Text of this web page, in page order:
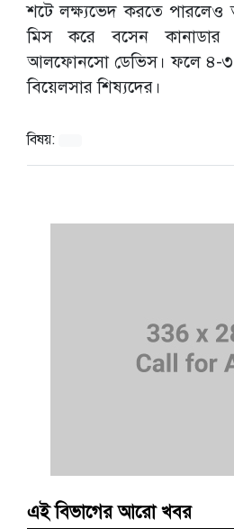
শটে লক্ষ্যভেদ করতে
মিস করে বসেন
আলফোনসো ডেভিস। ফলে ৪-৩
বিয়েলসার শিষ্যদের।
বিষয়:
এই বিভাগের আরো খবর